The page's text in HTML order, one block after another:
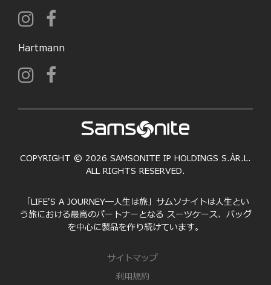
Hartmann
COPYRIGHT © 2026 SAMSONITE IP HOLDINGS S.ÀR.L.
ALL RIGHTS RESERVED.
「LIFE'S A JOURNEY―人生は旅」サムソナイトは人生とい
う旅における最高のパートナーとなる スーツケース、バッグ
を中心に製品を作り続けています。
サイトマップ
利用規約